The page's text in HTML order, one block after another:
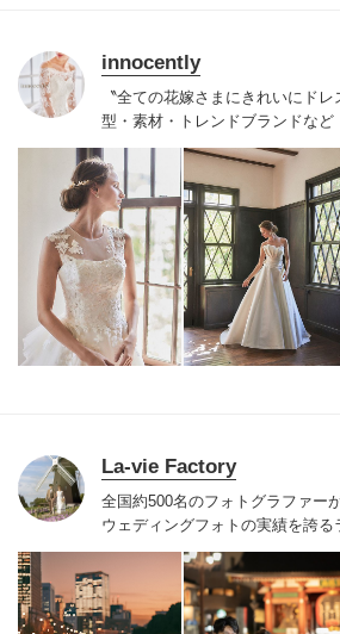
innocently
〝全ての花嫁さまにきれいにドレ
型・素材・トレンドブランドなど
る〟幅広いラインナップが揃う
ンにこだわったオリジナルドレス
国内外の有名デザイナーズドレ
NYやミラノ・バルセロナからセ
ドレスは全て日本人花嫁向けにサ
は1903年創業からの伝統を受け
お着物や現代の薫りをちりばめた
ン。すべての花嫁さまへ後悔し
いさせて頂きます。
La-vie Factory
全国約500名のフォトグラファー
ウェディングフォトの実績を誇る
技術だけでなく、おふたりの気
情を引き出すハートのあるフォト
みのフォトグラファーをご指名い
じる場所や開放感のあるロケー